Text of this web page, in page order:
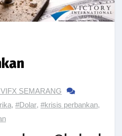
SEMARANG
, #Dolar, #krisis perbankan,